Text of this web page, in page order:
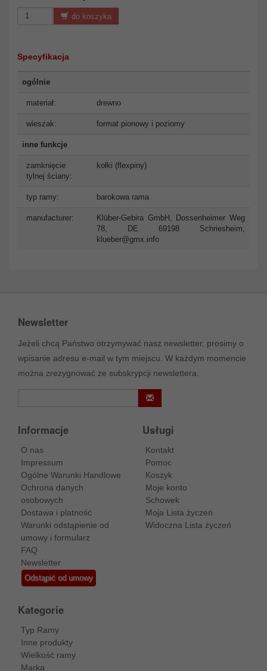
do koszyka
Specyfikacja
ogólnie
materiał: drewno
wieszak: format pionowy i poziomy
inne funkcje
zamknięcie
tylnej ściany:
kołki (flexpiny)
typ ramy: barokowa rama
manufacturer:
Klüber-Gebira GmbH, Dossenheimer Weg
78, DE 69198 Schriesheim,
klueber@gmx.info
Newsletter
Jeżeli chcą Państwo otrzymywać nasz newsletter, prosimy o
wpisanie adresu e-mail w tym miejscu. W każdym momencie
można zrezygnować ze subskrypcji newslettera.
Informacje
O nas
Impressum
Ogólne Warunki Handlowe
Ochrona danych
osobowych
Dostawa i platność
Warunki odstąpienie od
umowy i formularz
FAQ
Newsletter
Odstąpić od umowy
Usługi
Kontakt
Pomoc
Koszyk
Moje konto
Schowek
Moja Lista życzeń
Widoczna Lista życzeń
Kategorie
Typ Ramy
Inne produkty
Wielkość ramy
Marka